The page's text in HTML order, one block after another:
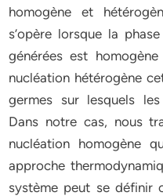
homogène et
s’opère lorsque la
générées est
nucléation hétérogène
germes sur lesquels
Dans notre cas, nous
nucléation homogène
approche
système peut se définir